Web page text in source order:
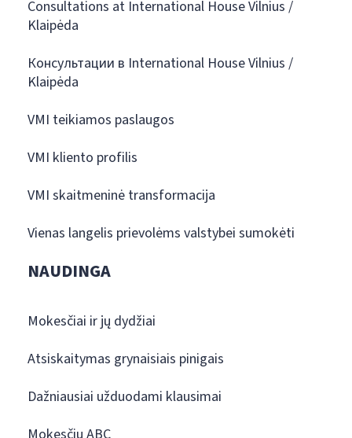
Consultations at International House Vilnius /
Klaipėda
Консультации в International House Vilnius /
Klaipėda
VMI teikiamos paslaugos
VMI kliento profilis
VMI skaitmeninė transformacija
Vienas langelis prievolėms valstybei sumokėti
NAUDINGA
Mokesčiai ir jų dydžiai
Atsiskaitymas grynaisiais pinigais
Dažniausiai užduodami klausimai